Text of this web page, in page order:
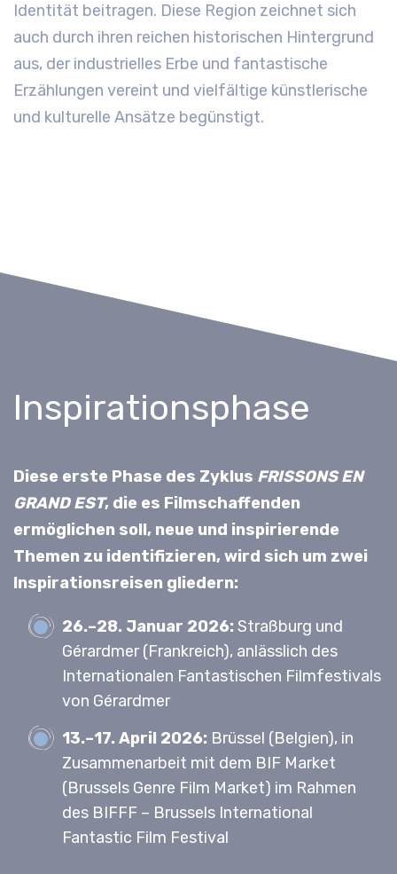
Identität beitragen. Diese Region zeichnet sich
auch durch ihren reichen historischen Hintergrund
aus, der industrielles Erbe und fantastische
Erzählungen vereint und vielfältige künstlerische
und kulturelle Ansätze begünstigt.
Inspirationsphase
Diese erste Phase des Zyklus FRISSONS EN
GRAND EST, die es Filmschaffenden
ermöglichen soll, neue und inspirierende
Themen zu identifizieren, wird sich um zwei
Inspirationsreisen gliedern:
26.–28. Januar 2026: Straßburg und
Gérardmer (Frankreich), anlässlich des
Internationalen Fantastischen Filmfestivals
von Gérardmer
13.–17. April 2026: Brüssel (Belgien), in
Zusammenarbeit mit dem BIF Market
(Brussels Genre Film Market) im Rahmen
des BIFFF – Brussels International
Fantastic Film Festival